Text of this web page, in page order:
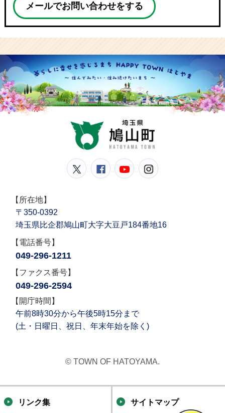
メールでお問い合わせをする
鳩山町公式Twitter
鳩山町公式Facebook
鳩山町公式
【所在地】
〒350-0392
埼玉県比企郡鳩山町大字大豆戸184番地16
【電話番号】
049-296-1211
【ファクス番号】
049-296-2594
【開庁時間】
午前8時30分から午後5時15分まで
(土・日曜日、祝日、年末年始を除く)
© TOWN OF HATOYAMA.
リンク集 サイトマップ